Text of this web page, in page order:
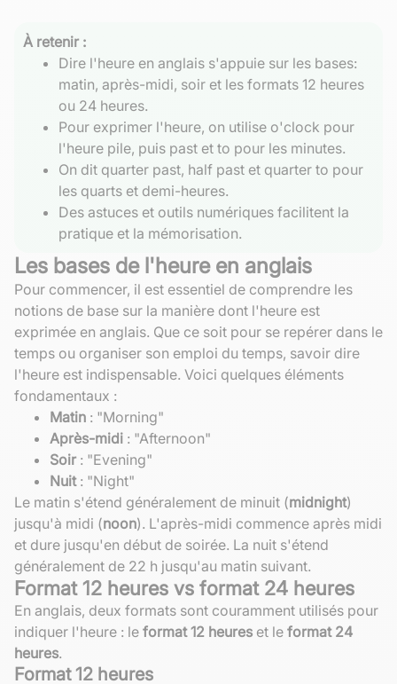
À retenir :
Dire l'heure en anglais s'appuie sur les bases:
matin, après-midi, soir et les formats 12 heures
ou 24 heures.
Pour exprimer l'heure, on utilise o'clock pour
l'heure pile, puis past et to pour les minutes.
On dit quarter past, half past et quarter to pour
les quarts et demi-heures.
Des astuces et outils numériques facilitent la
pratique et la mémorisation.
Les bases de l'heure en anglais
Pour commencer, il est essentiel de comprendre les
notions de base sur la manière dont l'heure est
exprimée en anglais. Que ce soit pour se repérer dans le
temps ou organiser son emploi du temps, savoir dire
l'heure est indispensable. Voici quelques éléments
fondamentaux :
Matin : "Morning"
Après-midi : "Afternoon"
Soir: "Evening"
Nuit: "Night"
Le matin s'étend généralement de minuit (midnight)
jusqu'à midi (noon). L'après-midi commence après midi
et dure jusqu'en début de soirée. La nuit s'étend
généralement de 22 h jusqu'au matin suivant.
Format 12 heures vs format 24 heures
En anglais, deux formats sont couramment utilisés pour
indiquer l'heure : le format 12 heures et le format 24
heures.
Format 12 heures